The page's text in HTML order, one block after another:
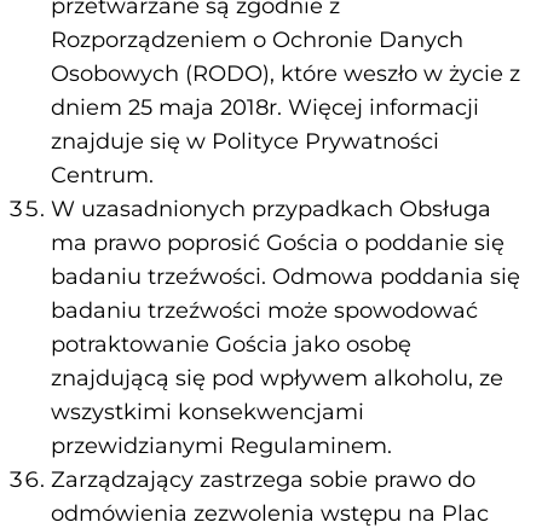
przetwarzane są zgodnie z
Rozporządzeniem o Ochronie Danych
Osobowych (RODO), które weszło w życie z
dniem 25 maja 2018r. Więcej informacji
znajduje się w Polityce Prywatności
Centrum.
W uzasadnionych przypadkach Obsługa
ma prawo poprosić Gościa o poddanie się
badaniu trzeźwości. Odmowa poddania się
badaniu trzeźwości może spowodować
potraktowanie Gościa jako osobę
znajdującą się pod wpływem alkoholu, ze
wszystkimi konsekwencjami
przewidzianymi Regulaminem.
Zarządzający zastrzega sobie prawo do
odmówienia zezwolenia wstępu na Plac